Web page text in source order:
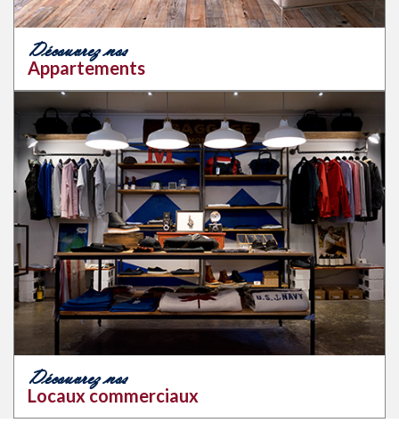
Découvrez nos
Appartements
Découvrez nos
Locaux commerciaux